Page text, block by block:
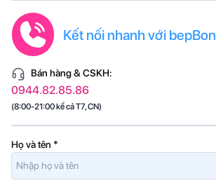
Kết nối nhanh với bepBon
Bán hàng & CSKH:
0944.82.85.86
(8:00-21:00 kể cả T7, CN)
Họ và tên *